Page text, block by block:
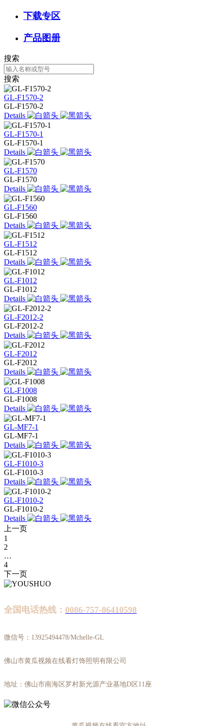
下载专区
产品图册
搜索
搜索
GL-F1570-2
GL-F1570-2
Details
GL-F1570-1
GL-F1570-1
Details
GL-F1570
GL-F1570
Details
GL-F1560
GL-F1560
Details
GL-F1512
GL-F1512
Details
GL-F1012
GL-F1012
Details
GL-F2012-2
GL-F2012-2
Details
GL-F2012
GL-F2012
Details
GL-F1008
GL-F1008
Details
GL-MF7-1
GL-MF7-1
Details
GL-F1010-3
GL-F1010-3
Details
GL-F1010-2
GL-F1010-2
Details
上一页
1
2
…
4
下一页
全国电话热线： 0086-757-86410598
微信号：13925494478/Mchelle-GL
佛山市黄瓜视频在线看灯饰照明有限公司
地址：佛山市南海区罗村新光源产业基地D区11座